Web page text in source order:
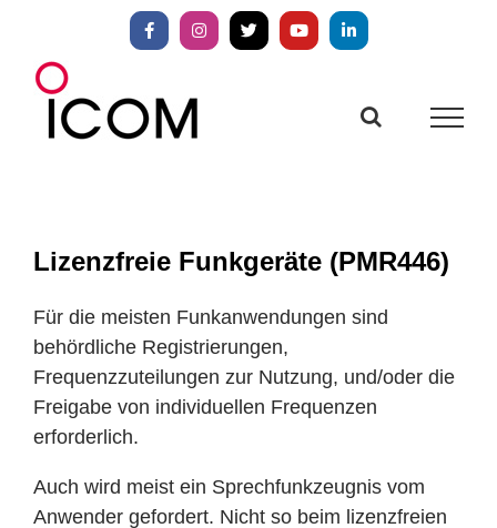
springen
FacebookInstagram
X YouTubeLinkedIn
Lizenzfreie Funkgeräte (PMR446)
Für die meisten Funkanwendungen sind
behördliche Registrierungen,
Frequenzzuteilungen zur Nutzung, und/oder die
Freigabe von individuellen Frequenzen
erforderlich.
Auch wird meist ein Sprechfunkzeugnis vom
Anwender gefordert. Nicht so beim lizenzfreien